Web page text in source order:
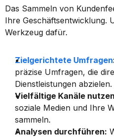
Das Sammeln von
Ihre Geschäftsentwicklung.
Werkzeug dafür.
Zielgerichtete Umfragen
präzise Umfragen, die
Dienstleistungen abzielen.
Vielfältige Kanäle
soziale Medien und Ihre
sammeln.
Analysen durchführen: